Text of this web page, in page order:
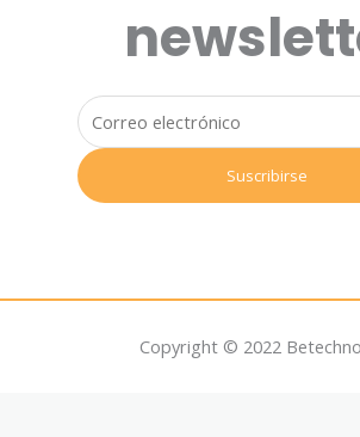
Copyright © 2022